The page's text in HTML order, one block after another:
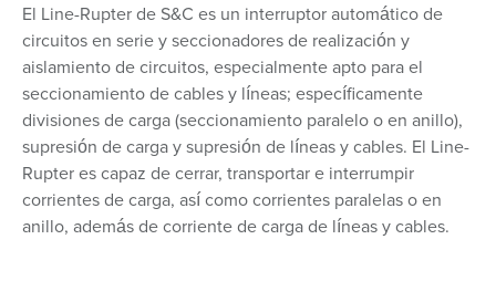
El Line-Rupter de S&C es un interruptor automático de
circuitos en serie y seccionadores de realización y
aislamiento de circuitos, especialmente apto para el
seccionamiento de cables y líneas; específicamente
divisiones de carga (seccionamiento paralelo o en anillo),
supresión de carga y supresión de líneas y cables. El Line-
Rupter es capaz de cerrar, transportar e interrumpir
corrientes de carga, así como corrientes paralelas o en
anillo, además de corriente de carga de líneas y cables.